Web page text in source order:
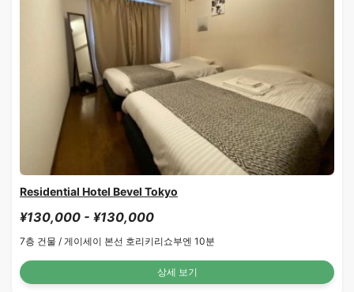
Residential Hotel Bevel Tokyo
¥130,000 - ¥130,000
7층 건물 / 게이세이 본선 호리키리쇼부엔 10분
상세 보기